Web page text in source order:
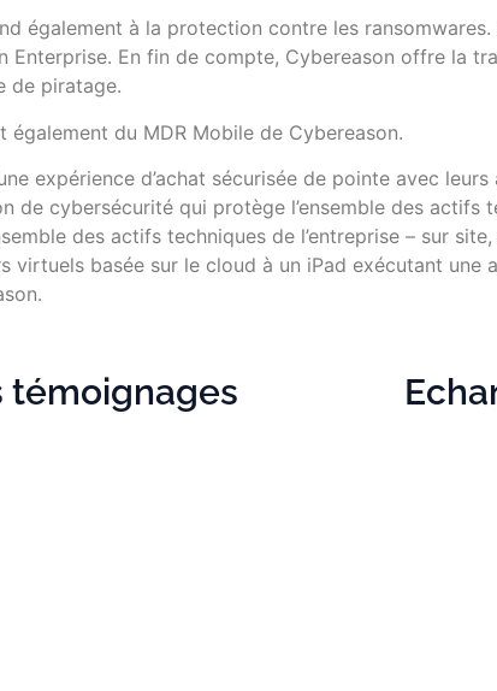
également à la protection contre les
Enterprise. En fin de compte, Cybereason offre la
de piratage.
du MDR Mobile de Cybereason.
expérience d’achat sécurisée de pointe avec leurs
de cybersécurité qui protège l’ensemble des actifs
des actifs techniques de l’entreprise – sur
virtuels basée sur le cloud à un iPad exécutant une
témoignages